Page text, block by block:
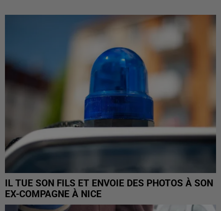
IL TUE SON FILS ET ENVOIE DES PHOTOS À SON
EX-COMPAGNE À NICE